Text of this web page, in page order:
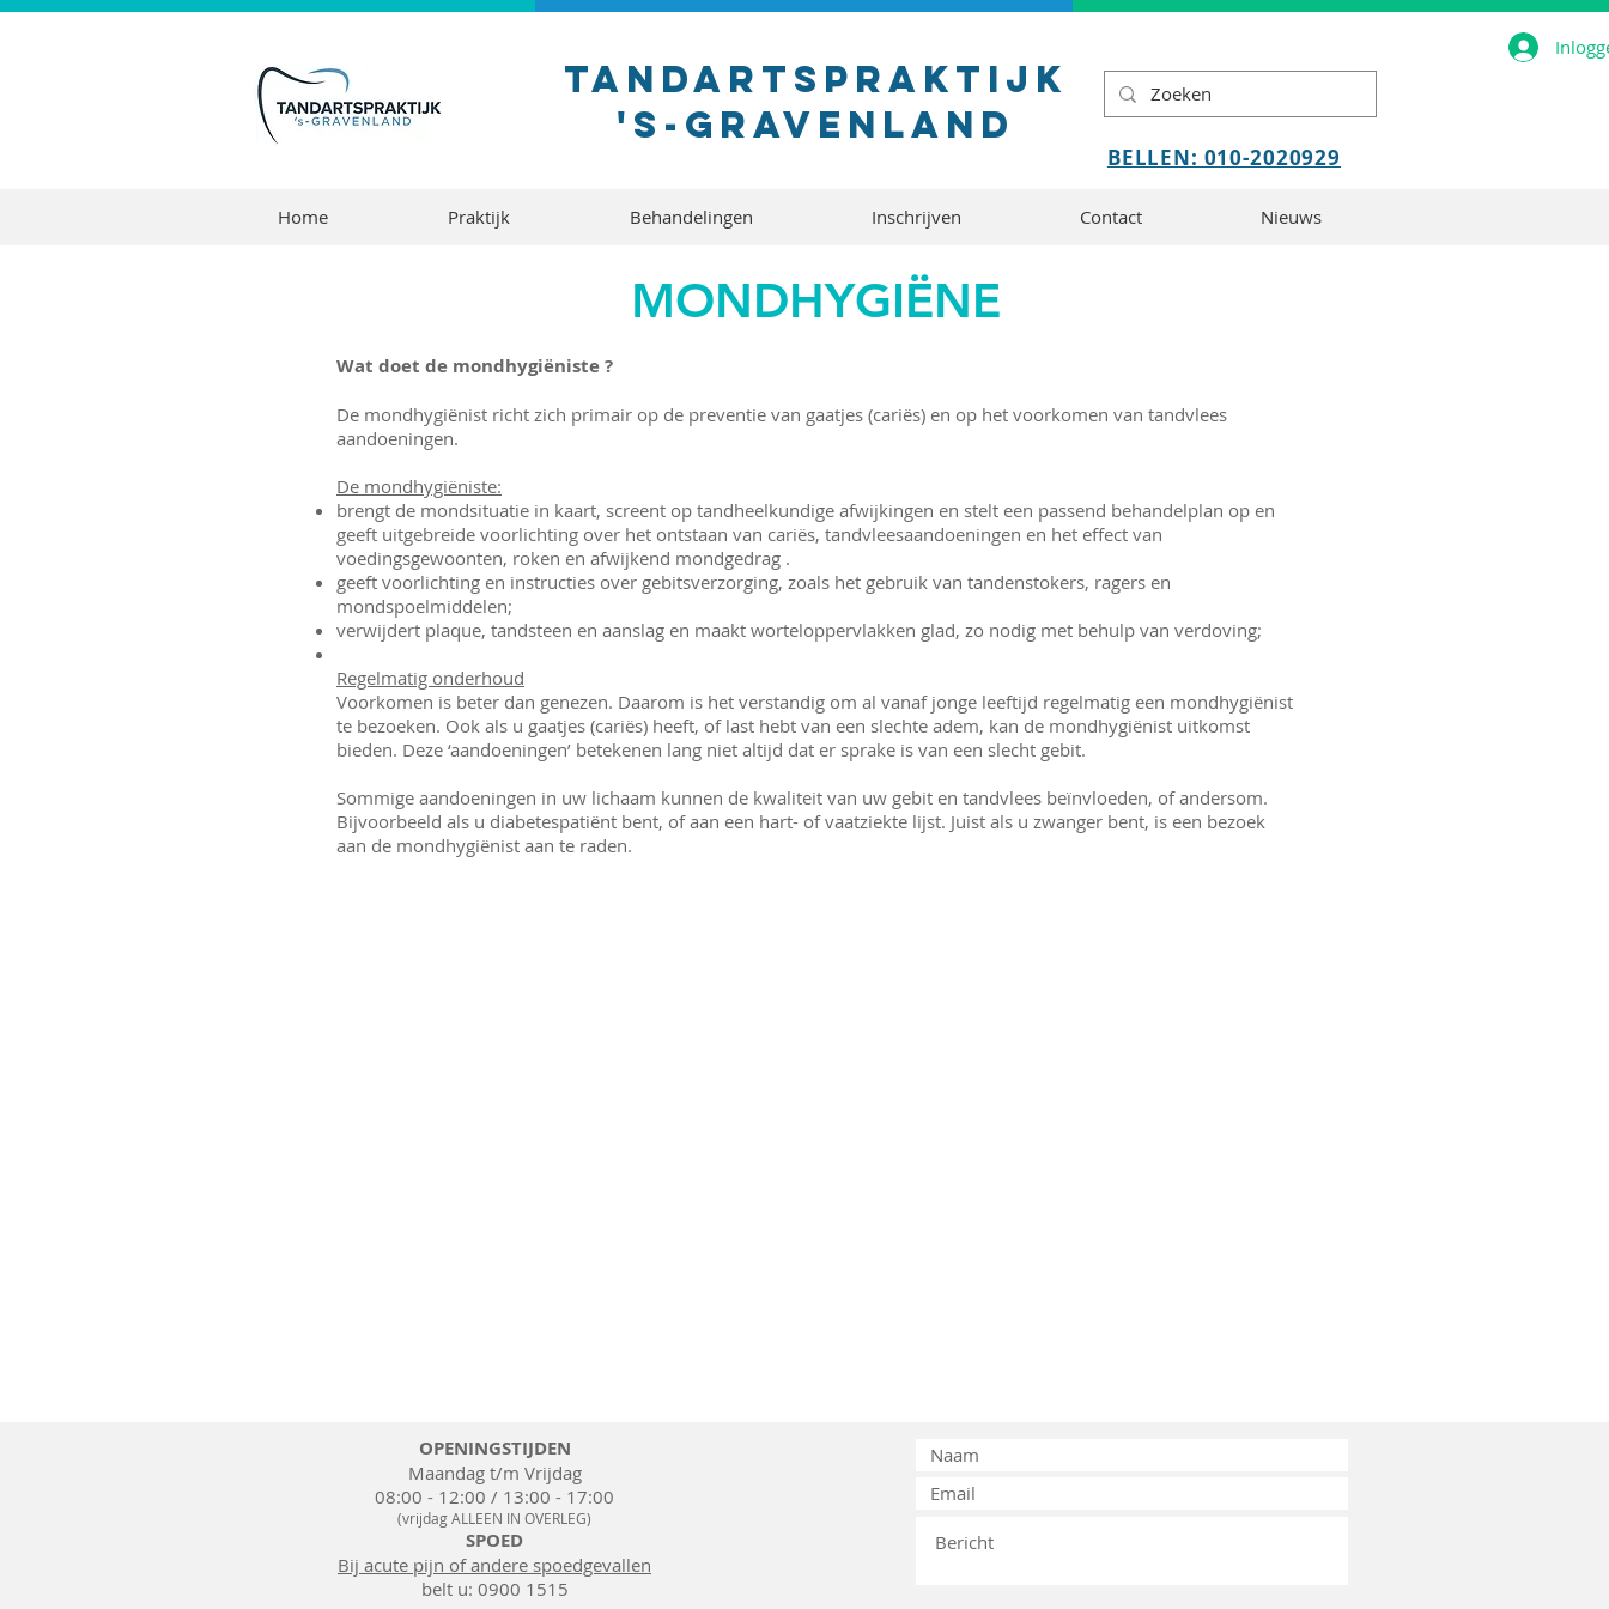
tandartspraktijk
's-gravenland
BELLEN: 010-2020929
Home Praktijk Behandelingen Inschrijven Contact Nieuws
MONDHYGIËNE
Wat doet de mondhygiëniste ?
De mondhygiënist richt zich primair op de preventie van gaatjes (cariës) en op het voorkomen van tandvlees
aandoeningen.
De mondhygiëniste:
brengt de mondsituatie in kaart, screent op tandheelkundige afwijkingen en stelt een passend behandelplan op en
geeft uitgebreide voorlichting over het ontstaan van cariës, tandvleesaandoeningen en het effect van
voedingsgewoonten, roken en afwijkend mondgedrag .
geeft voorlichting en instructies over gebitsverzorging, zoals het gebruik van tandenstokers, ragers en
mondspoelmiddelen;
verwijdert plaque, tandsteen en aanslag en maakt worteloppervlakken glad, zo nodig met behulp van verdoving;
Regelmatig onderhoud
Voorkomen is beter dan genezen. Daarom is het verstandig om al vanaf jonge leeftijd regelmatig een mondhygiënist
te bezoeken. Ook als u gaatjes (cariës) heeft, of last hebt van een slechte adem, kan de mondhygiënist uitkomst
bieden. Deze ‘aandoeningen’ betekenen lang niet altijd dat er sprake is van een slecht gebit.
Sommige aandoeningen in uw lichaam kunnen de kwaliteit van uw gebit en tandvlees beïnvloeden, of andersom.
Bijvoorbeeld als u diabetespatiënt bent, of aan een hart- of vaatziekte lijst. Juist als u zwanger bent, is een bezoek
aan de mondhygiënist aan te raden.
OPENINGSTIJDEN
Maandag t/m Vrijdag
08:00 - 12:00 / 13:00 - 17:00
(vrijdag ALLEEN IN OVERLEG)
SPOED
Bij acute pijn of andere spoedgevallen
belt u: 0900 1515